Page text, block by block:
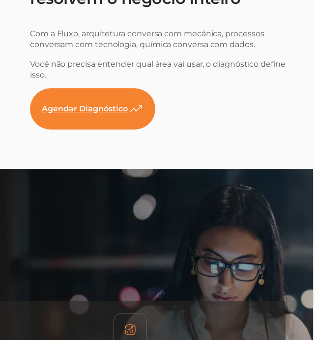
Com a Fluxo, arquitetura conversa com mecânica, processos
conversam com tecnologia, química conversa com dados.
Você não precisa entender qual área vai usar, o diagnóstico define
isso.
Agendar Diagnóstico